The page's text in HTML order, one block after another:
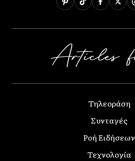
Τηλεοράση
Συνταγές
Ροή Ειδήσεων
Τεχνολογία